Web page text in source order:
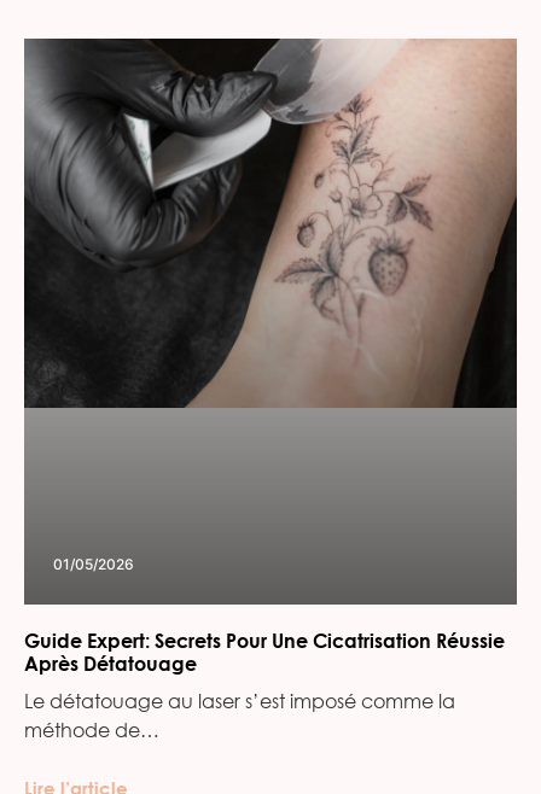
01/05/2026
Guide Expert: Secrets Pour Une Cicatrisation Réussie
Après Détatouage
Le détatouage au laser s’est imposé comme la
méthode de…
Lire l’article